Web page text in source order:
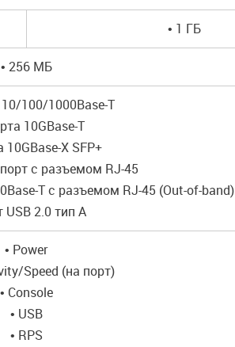
• 1 ГБ
• 256 МБ
10/100/1000Base-T
10GBase-T
10GBase-X SFP+
с разъемом RJ-45
T с разъемом RJ-45 (Out-of-band)
USB 2.0 тип A
• Power
Speed (на порт)
• Console
• USB
• RPS